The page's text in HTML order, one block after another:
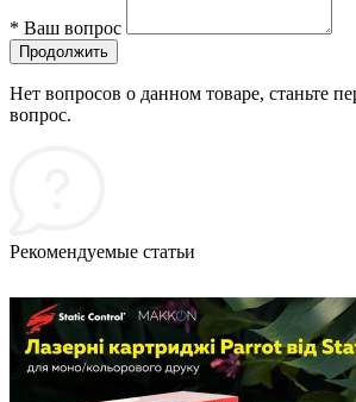
* Ваш вопрос
Продолжить
Нет вопросов о данном товаре, станьте
вопрос.
Рекомендуемые статьи